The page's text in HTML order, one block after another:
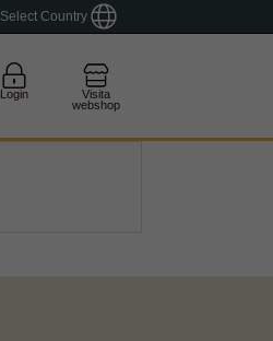
Select Country
Login
Visita
webshop